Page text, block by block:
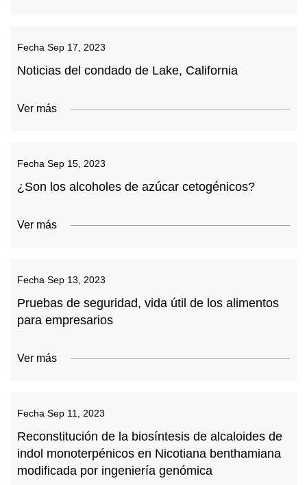
Fecha Sep 17, 2023
Noticias del condado de Lake, California
Ver más
Fecha Sep 15, 2023
¿Son los alcoholes de azúcar cetogénicos?
Ver más
Fecha Sep 13, 2023
Pruebas de seguridad, vida útil de los alimentos
para empresarios
Ver más
Fecha Sep 11, 2023
Reconstitución de la biosíntesis de alcaloides de
indol monoterpénicos en Nicotiana benthamiana
modificada por ingeniería genómica